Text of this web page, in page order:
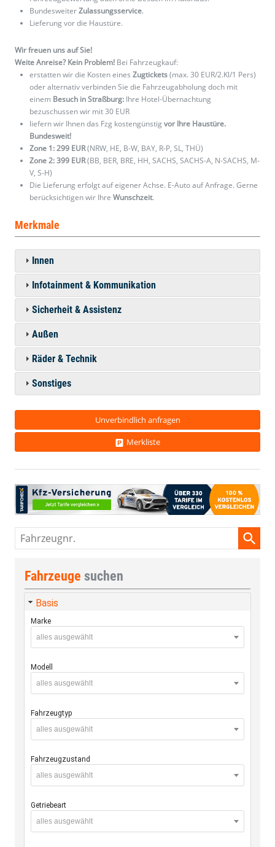
BundesweiterZulassungsservice.
Lieferung vor die Haustüre.
Wir freuen uns auf Sie!
Weite Anreise? Kein Problem! Bei Fahrzeugkauf:
erstatten wir die Kosten eines Zugtickets(max. 30 EUR/2.Kl/1 Pers)
oder alternativ verbinden Sie die Fahrzeugabholung doch mit
einem Besuch in Straßburg: Ihre Hotel-Übernachtung
bezuschussen wir mit 30 EUR
liefern wir Ihnen das Fzg kostengünstig vor Ihre Haustüre.
Bundesweit!
Zone 1: 299 EUR(NRW, HE, B-W, BAY, R-P, SL, THÜ)
Zone 2: 399 EUR(BB, BER, BRE, HH, SACHS, SACHS-A, N-SACHS, M-
V, S-H)
Die Lieferung erfolgt auf eigener Achse. E-Auto auf Anfrage. Gerne
berücksichtigen wir Ihre Wunschzeit.
Merkmale
Innen
Infotainment & Kommunikation
Sicherheit & Assistenz
Außen
Räder & Technik
Sonstiges
Unverbindlich anfragen
Merkliste
Fahrzeugnr.
Fahrzeuge suchen
Basis
Marke
alles ausgewählt
Modell
alles ausgewählt
Fahrzeugtyp
alles ausgewählt
Fahrzeugzustand
alles ausgewählt
Getriebeart
alles ausgewählt